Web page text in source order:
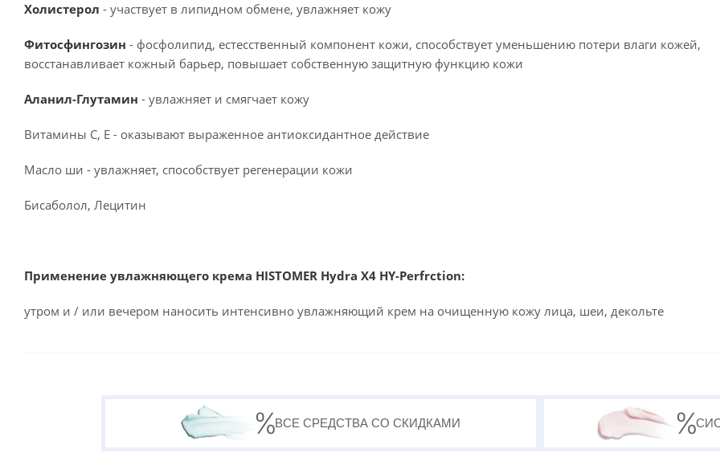
Холистерол - участвует в липидном обмене, увлажняет кожу
Фитосфингозин - фосфолипид, естесственный компонент кожи, способствует уменьшению потери влаги кожей,
восстанавливает кожный барьер, повышает собственную защитную функцию кожи
Аланил-Глутамин - увлажняет и смягчает кожу
Витамины С, Е - оказывают выраженное антиоксидантное действие
Масло ши - увлажняет, способствует регенерации кожи
Бисаболол, Лецитин
Применение увлажняющего крема HISTOMER Hydra X4 HY-Perfrction:
утром и / или вечером наносить интенсивно увлажняющий крем на очищенную кожу лица, шеи, декольте
ВСЕ СРЕДСТВА СО СКИДКАМИ